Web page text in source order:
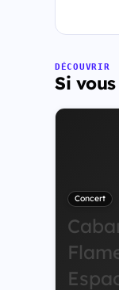
DÉCOUVRIR
Si
Concert